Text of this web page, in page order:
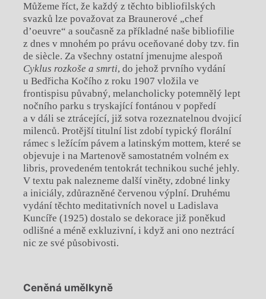
Můžeme říct, že každý z těchto bibliofilských
svazků lze považovat za Braunerové „chef
d’oeuvre“ a současně za příkladné naše bibliofilie
z dnes v mnohém po právu oceňované doby tzv. fin
de siècle. Za všechny ostatní jmenujme alespoň
Cyklus rozkoše a smrti, do jehož prvního vydání
u Bedřicha Kočího z roku 1907 vložila ve
frontispisu půvabný, melancholicky potemnělý lept
nočního parku s tryskající fontánou v popředí
a v dáli se ztrácející, již sotva rozeznatelnou dvojicí
milenců. Protější titulní list zdobí typický florální
rámec s ležícím pávem a latinským mottem, které se
objevuje i na Martenově samostatném volném ex
libris, provedeném tentokrát technikou suché jehly.
V textu pak nalezneme další viněty, zdobné linky
a iniciály, zdůrazněné červenou výplní. Druhému
vydání těchto meditativních novel u Ladislava
Kuncíře (1925) dostalo se dekorace již poněkud
odlišné a méně exkluzivní, i když ani ono neztrácí
nic ze své působivosti.
Ceněná umělkyně